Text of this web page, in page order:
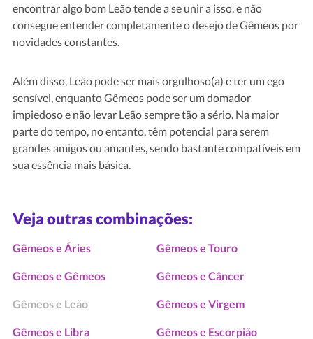
encontrar algo bom Leão tende a se unir a isso, e não
consegue entender completamente o desejo de Gêmeos por
novidades constantes.
Além disso, Leão pode ser mais orgulhoso(a) e ter um ego
sensível, enquanto Gêmeos pode ser um domador
impiedoso e não levar Leão sempre tão a sério. Na maior
parte do tempo, no entanto, têm potencial para serem
grandes amigos ou amantes, sendo bastante compatíveis em
sua essência mais básica.
Veja outras combinações:
Gêmeos e Áries Gêmeos e Touro
Gêmeos e Gêmeos Gêmeos e Câncer
Gêmeos e Leão Gêmeos e Virgem
Gêmeos e Libra Gêmeos e Escorpião